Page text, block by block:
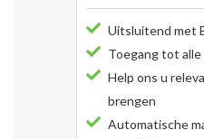
Uitsluitend met
Toegang tot
Help ons u
brengen
Automatische